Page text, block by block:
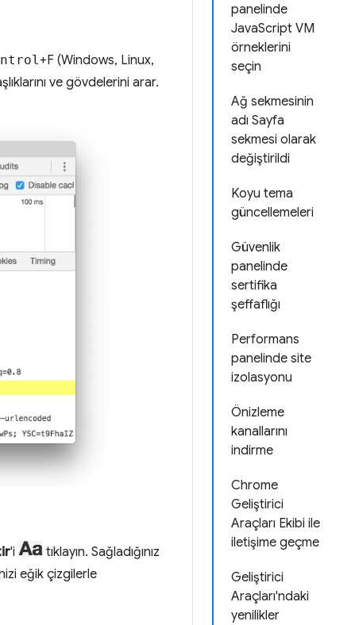
panelinde
JavaScript VM
örneklerini
seçin
Ağ sekmesinin
adı Sayfa
sekmesi olarak
değiştirildi
Koyu tema
güncellemeleri
Güvenlik
panelinde
sertifika
şeffaflığı
Performans
panelinde site
izolasyonu
Önizleme
kanallarını
indirme
Chrome
Geliştirici
Araçları Ekibi ile
iletişime geçme
Geliştirici
Araçları'ndaki
yenilikler
+F (Windows, Linux,
ve gövdelerini arar.
'i
tıklayın. Sağladığınız
eğik çizgilerle